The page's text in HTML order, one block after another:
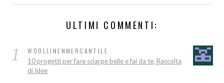
ULTIMI COMMENTI:
1 WOOLLINENMERCANTILE
10 progetti per fare sciarpe belle e fai da te, Raccolta
di Idee